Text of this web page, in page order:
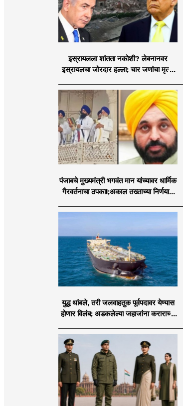
इस्रायलला शांतता नकोशी? लेबनानवर
इस्रायलचा जोरदार हल्ला; चार जणांचा मृत्यू,
पंजाबचे मुख्यमंत्री भगवंत मान यांच्यावर धार्मिक
गैरवर्तनाचा ठपका!;अकाल तख्ताच्या निर्णयाने
युद्ध थांबले, तरी जलवाहतुक पूर्वपदावर येण्यास
होणार विलंब; अडकलेल्या जहाजांना कराराच्या